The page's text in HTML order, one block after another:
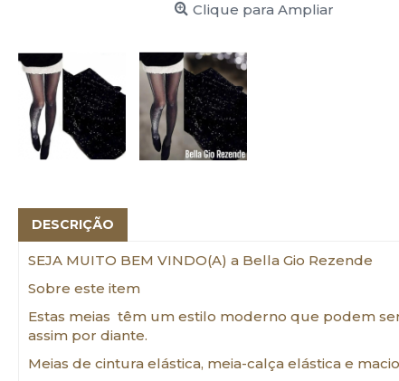
Clique para Ampliar
DESCRIÇÃO
SEJA MUITO BEM VINDO(A) a Bella Gio Rezende
Sobre este item
Estas meias têm um estilo moderno que podem
assim por diante.
Meias de cintura elástica, meia-calça elástica e